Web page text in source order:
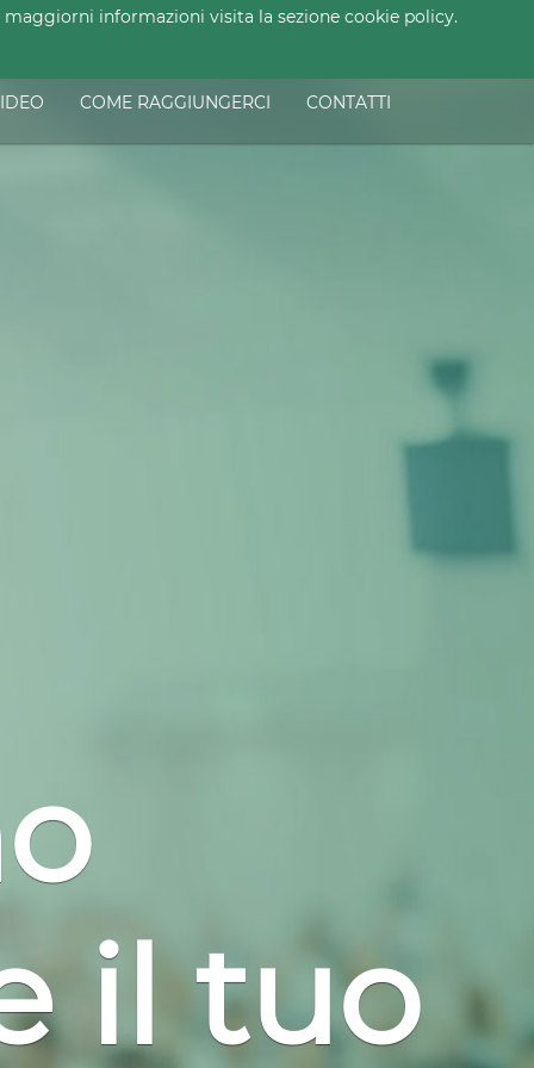
informazioni visita la sezione cookie policy.
AREA RISERVATA
COME RAGGIUNGERCI CONTATTI
il tuo